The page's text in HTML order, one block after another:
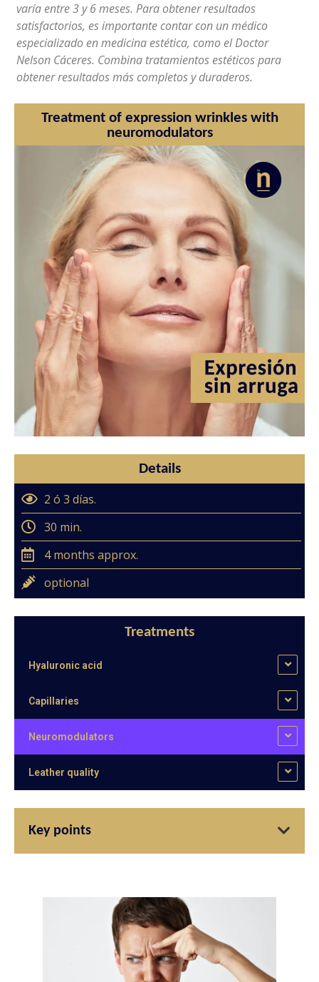
varía entre 3 y 6 meses. Para obtener resultados
satisfactorios, es importante contar con un médico
especializado en medicina estética, como el Doctor
Nelson Cáceres. Combina tratamientos estéticos para
obtener resultados más completos y duraderos.
Treatment of expression wrinkles with
neuromodulators
Details
2 ó 3 días.
30 min.
4 months approx.
optional
Treatments
Hyaluronic acid
Capillaries
Neuromodulators
Leather quality
Key points